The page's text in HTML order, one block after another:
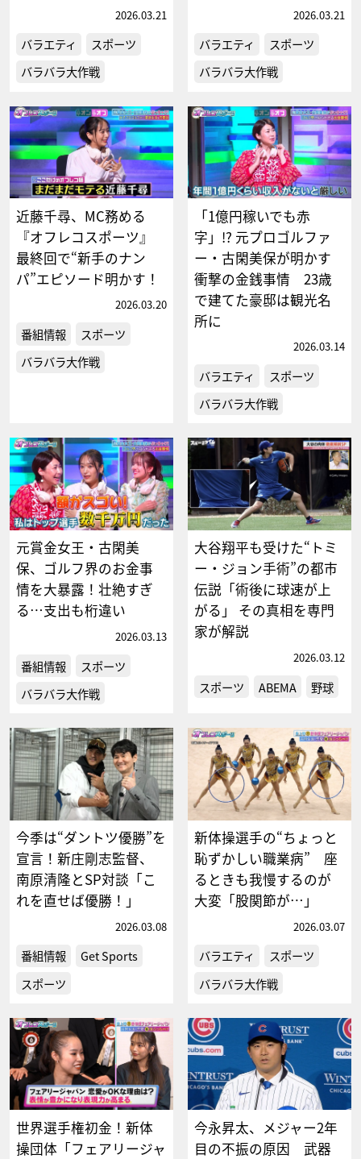
2026.03.21
バラエティ
スポーツ
バラバラ大作戦
2026.03.21
バラエティ
スポーツ
バラバラ大作戦
近藤千尋、MC務める
『オフレコスポーツ』
最終回で“新手のナン
パ”エピソード明かす！
2026.03.20
番組情報
スポーツ
バラバラ大作戦
「1億円稼いでも赤
字」!? 元プロゴルファ
ー・古閑美保が明かす
衝撃の金銭事情 23歳
で建てた豪邸は観光名
所に
2026.03.14
バラエティ
スポーツ
バラバラ大作戦
元賞金女王・古閑美
保、ゴルフ界のお金事
情を大暴露！壮絶すぎ
る…支出も桁違い
2026.03.13
番組情報
スポーツ
バラバラ大作戦
大谷翔平も受けた“トミ
ー・ジョン手術”の都市
伝説「術後に球速が上
がる」 その真相を専門
家が解説
2026.03.12
スポーツ ABEMA 野球
今季は“ダントツ優勝”を
宣言！新庄剛志監督、
南原清隆とSP対談「こ
れを直せば優勝！」
2026.03.08
番組情報
Get Sports
スポーツ
新体操選手の“ちょっと
恥ずかしい職業病” 座
るときも我慢するのが
大変「股関節が…」
2026.03.07
バラエティ
スポーツ
バラバラ大作戦
世界選手権初金！新体
操団体「フェアリージャ
今永昇太、メジャー2年
目の不振の原因 武器